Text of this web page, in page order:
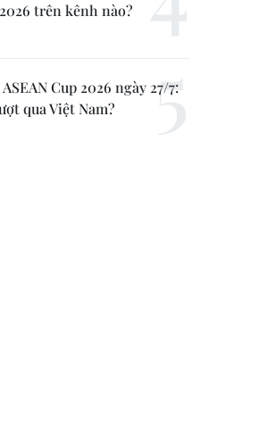
trên kênh nào?
Cup 2026 ngày 27/7:
qua Việt Nam?